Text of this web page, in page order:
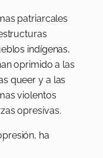
patriarcales
indígenas,
oprimido a las
queer y a las
violentos
opresivas.
ha